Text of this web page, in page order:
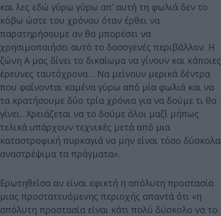
και λες εδώ γύρω γύρω απ’ αυτή τη φωλιά δεν το
κόβω ώστε του χρόνου όταν έρθει να
παρατηρήσουμε αν θα μπορέσει να
χρησιμοποιήσει αυτό το δασογενές περιβάλλον. Η
ζώνη Α μας δίνει το δικαίωμα να γίνουν και κάποιες
έρευνες ταυτόχρονα… Να μείνουν μερικά δέντρα
που φαίνονται καμένα γύρω από μία φωλιά και να
τα κρατήσουμε δύο τρία χρόνια για να δούμε τι θα
γίνει.. Χρειάζεται να το δούμε όλοι μαζί μήπως
τελικά υπάρχουν τεχνικές μετά από μια
καταστροφική πυρκαγιά να μην είναι τόσο δύσκολα
αναστρέψιμα τα πράγματα».
Ερωτηθείσα αν είναι εφικτή η απόλυτη προστασία
μιας προστατευόμενης περιοχής απαντά ότι «η
απόλυτη προστασία είναι κάτι πολύ δύσκολο να το